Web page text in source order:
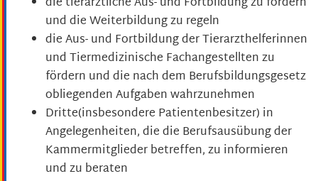
und die Weiterbildung zu regeln
die Aus- und Fortbildung der Tierarzthelferinnen
und Tiermedizinische Fachangestellten zu
fördern und die nach dem Berufsbildungsgesetz
obliegenden Aufgaben wahrzunehmen
Dritte(insbesondere Patientenbesitzer) in
Angelegenheiten, die die Berufsausübung der
Kammermitglieder betreffen, zu informieren
und zu beraten